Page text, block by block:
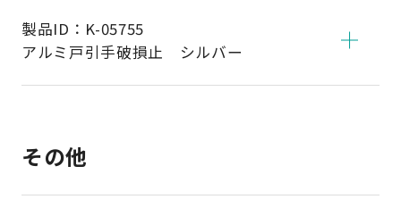
製品ID： K-05755
アルミ戸引手破損止 シルバー
その他